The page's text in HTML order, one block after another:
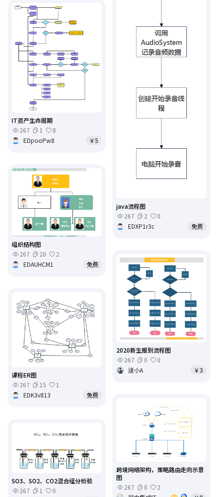
java流程图
267
2
0
EDXP1r3c
免费
IT资产生命周期
267
1
8
EDpooPw8
￥5
组织结构图
267
20
2
EDAUHCM1
免费
2020新生报到流程图
267
0
0
逯小A
￥3
课程ER图
267
15
1
EDK3v813
免费
跨境网络架构，策略路由走向示意
图
267
0
2
SO3、SO2、CO2混合组分检验
267
1
0